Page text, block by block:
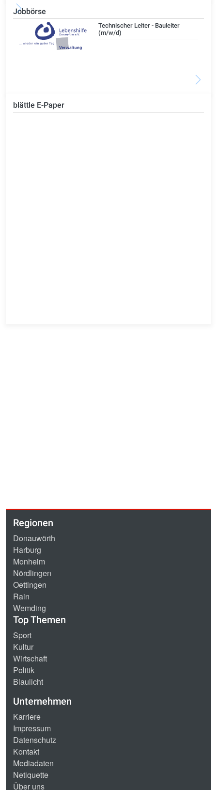
Jobbörse
Technischer Leiter - Bauleiter
(m/w/d)
blättle E-Paper
Regionen
Donauwörth
Harburg
Monheim
Nördlingen
Oettingen
Rain
Wemding
Top Themen
Sport
Kultur
Wirtschaft
Politik
Blaulicht
Unternehmen
Karriere
Impressum
Datenschutz
Kontakt
Mediadaten
Netiquette
Über uns